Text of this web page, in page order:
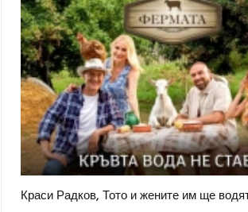
Краси Радков, Тото и жените им ще